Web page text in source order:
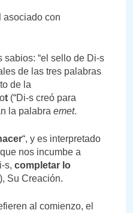
con
sabios: “el sello de Di-s
de las tres palabras
de la
t (“Di-s creó para
la palabra emet.
“, y es interpretado
nos incumbe a
s, completar lo
Su Creación.
al comienzo, el